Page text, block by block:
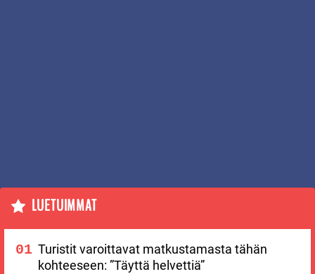
LUETUIMMAT
Turistit varoittavat matkustamasta tähän
kohteeseen: ”Täyttä helvettiä”